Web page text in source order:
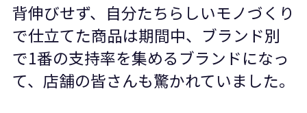
背伸びせず、自分たちらしいモノづくり
で仕立てた商品は期間中、ブランド別
で1番の支持率を集めるブランドになっ
て、店舗の皆さんも驚かれていました。